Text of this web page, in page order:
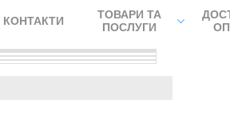
КОНТАКТИ
ТОВАРИ ТА
ПОСЛУГИ